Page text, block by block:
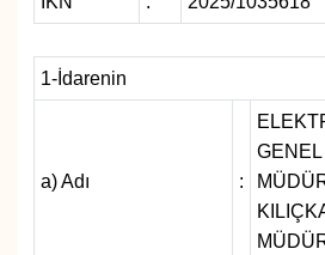
1-İdarenin
a) Adı :
GENEL
SOSYAL YARDIMLAR
SPONSORLU YAZI